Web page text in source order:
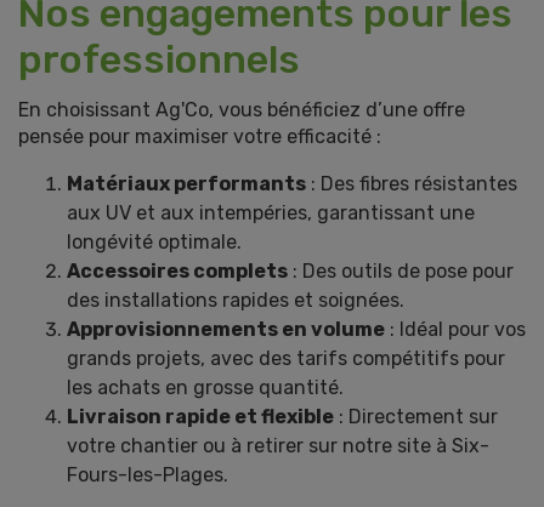
Nos engagements pour les
professionnels
En choisissant Ag'Co, vous bénéficiez d’une offre
pensée pour maximiser votre efficacité :
Matériaux performants : Des fibres résistantes
aux UV et aux intempéries, garantissant une
longévité optimale.
Accessoires complets : Des outils de pose pour
des installations rapides et soignées.
Approvisionnements en volume : Idéal pour vos
grands projets, avec des tarifs compétitifs pour
les achats en grosse quantité.
Livraison rapide et flexible : Directement sur
votre chantier ou à retirer sur notre site à Six-
Fours-les-Plages.